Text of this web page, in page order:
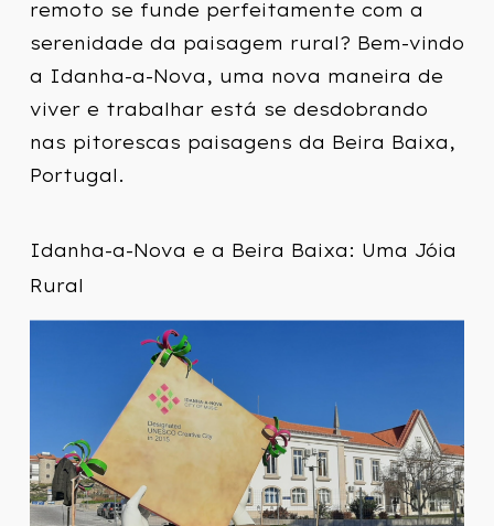
remoto se funde perfeitamente com a
serenidade da paisagem rural? Bem-vindo
a Idanha-a-Nova, uma nova maneira de
viver e trabalhar está se desdobrando
nas pitorescas paisagens da Beira Baixa,
Portugal.
Idanha-a-Nova e a Beira Baixa: Uma Jóia
Rural